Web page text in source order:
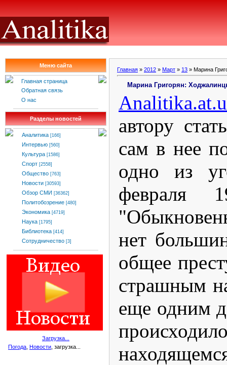
Меню сайта
Главная страница
Обратная связь
О нас
Разделы новостей
Аналитика [166]
Интервью [560]
Культура [1586]
Спорт [2558]
Общество [763]
Новости [30593]
Обзор СМИ [36362]
Политобозрение [480]
Экономика [4719]
Наука [1795]
Библиотека [414]
Сотрудничество [3]
Загрузка...
Погода Новости , загрузка...
Главная » 2012 » Март » 13 » Марина
Марина Григорян:
Analitika.at.
автору
сам в нее
одно из
февраля
нет
общее
страшным
еще одним